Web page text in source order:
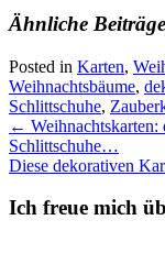
Ähnliche Beiträge
Posted in Karten,
Weihnachtsbäume,
Schlittschuhe,
Post
navigation
← Weihnachtskarten:
Schlittschuhe…
Diese dekorativen
Ich freue mich